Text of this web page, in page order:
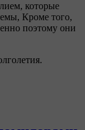
которые
Кроме того,
поэтому они